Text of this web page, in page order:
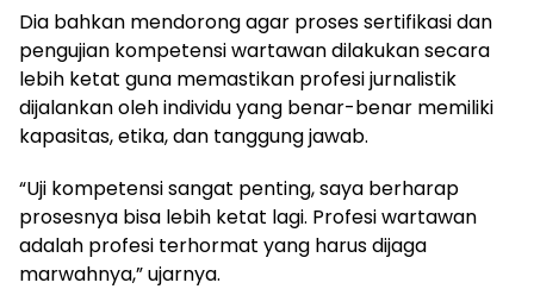
Dia bahkan mendorong agar proses sertifikasi dan
pengujian kompetensi wartawan dilakukan secara
lebih ketat guna memastikan profesi jurnalistik
dijalankan oleh individu yang benar-benar memiliki
kapasitas, etika, dan tanggung jawab.
“Uji kompetensi sangat penting, saya berharap
prosesnya bisa lebih ketat lagi. Profesi wartawan
adalah profesi terhormat yang harus dijaga
marwahnya,” ujarnya.